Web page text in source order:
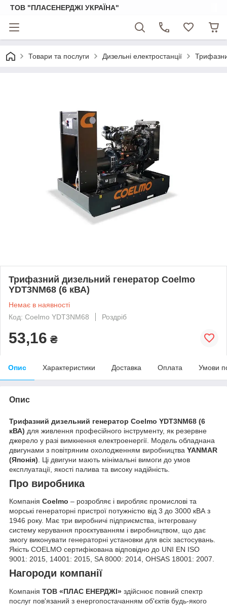
ТОВ "ПЛАСЕНЕРДЖІ УКРАЇНА"
Товари та послуги Дизельні електростанції
Трифазний дизельний генератор Coelmo
YDT3NM68 (6 кВА)
Немає в наявності
Код: Coelmo YDT3NM68
Роздріб
53,16 ₴
Опис Характеристики Доставка Оплата Умови
Опис
Трифазний дизельний генератор Coelmo YDT3NM68 (6
кВА) для живлення професійного інструменту, як резервне
джерело у разі вимкнення електроенергії. Модель обладнана
двигунами з повітряним охолодженням виробництва YANMAR
(Японія) . Ці двигуни мають мінімальні вимоги до умов
експлуатації, якості палива та високу надійність.
Про виробника
Компанія Coelmo – розробляє і виробляє промислові та
морські генераторні пристрої потужністю від 3 до 3000 кВА з
1946 року. Має три виробничі підприємства, інтегровану
систему керування проєктуванням і виробництвом, що дає
змогу виконувати генераторні установки для всіх застосувань.
Якість COELMO сертифікована відповідно до UNI EN ISO
9001: 2015, 14001: 2015, SA 8000: 2014, OHSAS 18001: 2007.
Нагороди компанії
Компанія ТОВ «ПЛАС ЕНЕРДЖІ» здійснює повний спектр
послуг пов'язаний з енергопостачанням об'єктів будь-якого